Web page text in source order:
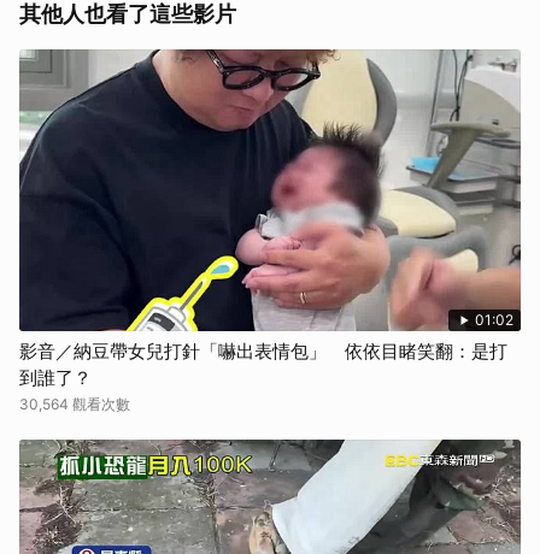
其他人也看了這些影片
01:02
影音／納豆帶女兒打針「嚇出表情包」 依依目睹笑翻：是打
到誰了？
30,564 觀看次數